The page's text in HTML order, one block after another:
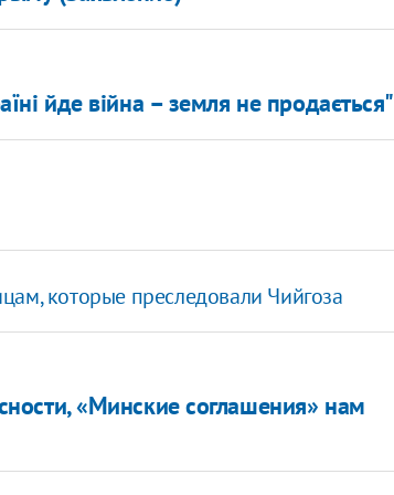
йде війна – земля не продається"
которые преследовали Чийгоза
«Минские соглашения» нам